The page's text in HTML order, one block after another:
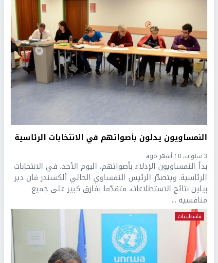
النمساويون يدلون بأصواتهم في الانتخابات الرئاسية
3 سنوات، 10 أشهر ago
بدأ النمساويون الإدلاء بأصواتهم، اليوم الأحد، في الانتخابات
الرئاسية. ويتصدّر الرئيس النمساوي الحالي ألكسندر فان دير
بيلين نتائج الاستطلاعات، متقدّما بفارق كبير على جميع
منافسيه ...
فلسطينيات